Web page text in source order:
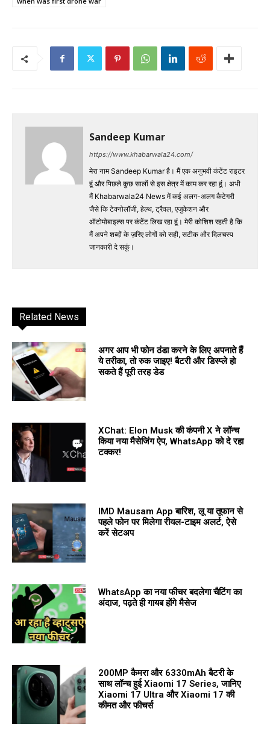
Sandeep Kumar
https://www.khabarwala24.com/
मेरा नाम Sandeep Kumar है। मैं एक अनुभवी कंटेंट राइटर
हूं और पिछले कुछ सालों से इस क्षेत्र में काम कर रहा हूं। अभी
मैं Khabarwala24 News में कई अलग-अलग कैटेगरी
जैसे कि टेक्नोलॉजी, हेल्थ, ट्रैवल, एजुकेशन और
ऑटोमोबाइल्स पर कंटेंट लिख रहा हूं। मेरी कोशिश रहती है कि
मैं अपने शब्दों के ज़रिए लोगों को सही, सटीक और दिलचस्प
जानकारी दे सकूं।
Related News
अगर आप भी फोन ठंडा करने के लिए अपनाते हैं
ये तरीका, तो रुक जाइए! बैटरी और डिस्प्ले हो
सकते हैं पूरी तरह डेड
XChat: Elon Musk की कंपनी X ने लॉन्च
किया नया मैसेजिंग ऐप, WhatsApp को दे रहा
टक्कर!
IMD Mausam App बारिश, लू या तूफान से
पहले फोन पर मिलेगा रीयल-टाइम अलर्ट, ऐसे
करें सेटअप
WhatsApp का नया फीचर बदलेगा चैटिंग का
अंदाज, पढ़ते ही गायब होंगे मैसेज
200MP कैमरा और 6330mAh बैटरी के
साथ लॉन्च हुई Xiaomi 17 Series, जानिए
Xiaomi 17 Ultra और Xiaomi 17 की
कीमत और फीचर्स